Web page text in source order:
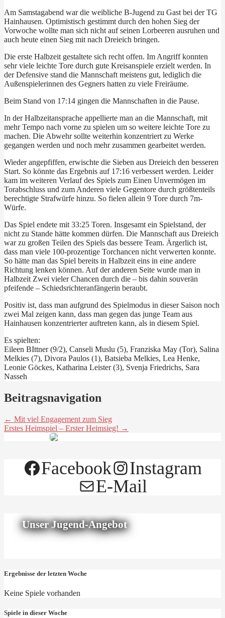
Am Samstagabend war die weibliche B-Jugend zu Gast bei der TG
Hainhausen. Optimistisch gestimmt durch den hohen Sieg der
Vorwoche wollte man sich nicht auf seinen Lorbeeren ausruhen und
auch heute einen Sieg mit nach Dreieich bringen.
Die erste Halbzeit gestaltete sich recht offen. Im Angriff konnten
sehr viele leichte Tore durch gute Kreisanspiele erzielt werden. In
der Defensive stand die Mannschaft meistens gut, lediglich die
Außenspielerinnen des Gegners hatten zu viele Freiräume.
Beim Stand von 17:14 gingen die Mannschaften in die Pause.
In der Halbzeitansprache appellierte man an die Mannschaft, mit
mehr Tempo nach vorne zu spielen um so weitere leichte Tore zu
machen. Die Abwehr sollte weiterhin konzentriert zu Werke
gegangen werden und noch mehr zusammen gearbeitet werden.
Wieder angepfiffen, erwischte die Sieben aus Dreieich den besseren
Start. So könnte das Ergebnis auf 17:16 verbessert werden. Leider
kam im weiteren Verlauf des Spiels zum Einen Unvermögen im
Torabschluss und zum Anderen viele Gegentore durch größtenteils
berechtigte Strafwürfe hinzu. So fielen allein 9 Tore durch 7m-
Würfe.
Das Spiel endete mit 33:25 Toren. Insgesamt ein Spielstand, der
nicht zu Stande hätte kommen dürfen. Die Mannschaft aus Dreieich
war zu großen Teilen des Spiels das bessere Team. Ärgerlich ist,
dass man viele 100-prozentige Torchancen nicht verwerten konnte.
So hätte man das Spiel bereits in Halbzeit eins in eine andere
Richtung lenken können. Auf der anderen Seite wurde man in
Halbzeit Zwei vieler Chancen durch die – bis dahin souverän
pfeifende – Schiedsrichteranfängerin beraubt.
Positiv ist, dass man aufgrund des Spielmodus in dieser Saison noch
zwei Mal zeigen kann, dass man gegen das junge Team aus
Hainhausen konzentrierter auftreten kann, als in diesem Spiel.
Es spielten:
Eileen BIttner (9/2), Canseli Muslu (5), Franziska May (Tor), Salina
Melkies (7), Divora Paulos (1), Batsieba Melkies, Lea Henke,
Leonie Göckes, Katharina Leister (3), Svenja Friedrichs, Sara
Nasseh
Beitragsnavigation
← Mit viel Engagement zum Sieg
Erstes Heimspiel – Erster Heimsieg! →
Facebook
Instagram
E-Mail
Unser Jugend-Angebot
Ergebnisse der letzten Woche
Keine Spiele vorhanden
Spiele in dieser Woche